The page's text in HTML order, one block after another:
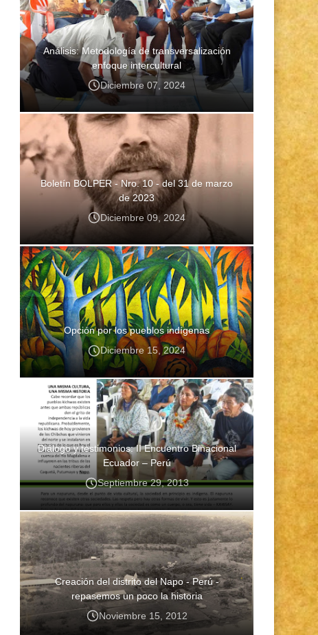
Análisis: Metodología de transversalización
enfoque intercultural
Diciembre 07, 2024
Boletín BOLPER - Nro. 10 - del 31 de marzo
de 2023
Diciembre 09, 2024
Opción por los pueblos indígenas
Diciembre 15, 2024
Diálogo y testimonios: II Encuentro Binacional
Ecuador – Perú
Septiembre 29, 2013
Creación del distrito del Napo - Perú -
repasemos un poco la historia
Noviembre 15, 2012